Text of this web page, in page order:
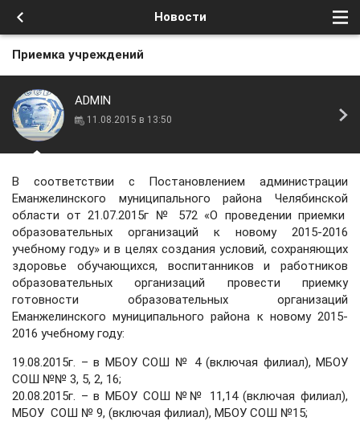
Новости
Приемка учреждений
ADMIN
11.08.2015 в 13:50
В соответствии с Постановлением администрации
Еманжелинского муниципального района Челябинской
области от 21.07.2015г № 572 «О проведении приемки
образовательных организаций к новому 2015-2016
учебному году» и в целях создания условий, сохраняющих
здоровье обучающихся, воспитанников и работников
образовательных организаций провести приемку
готовности образовательных организаций
Еманжелинского муниципального района к новому 2015-
2016 учебному году:
19.08.2015г. – в МБОУ СОШ № 4 (включая филиал), МБОУ
СОШ №№ 3, 5, 2, 16;
20.08.2015г. – в МБОУ СОШ №№ 11,14 (включая филиал),
МБОУ СОШ № 9, (включая филиал), МБОУ СОШ №15;